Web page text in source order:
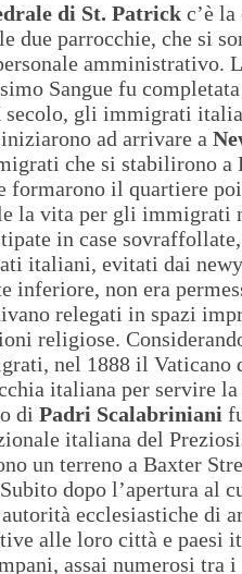
di St. Patrick c’è
due parrocchie, che si
amministrativo.
Sangue fu
gli immigrati
ad arrivare a
che si stabilirono a
formarono il quartiere
la vita per gli immigrati
in case
italiani, evitati dai
inferiore, non era
relegati in spazi
religiose.
nel 1888 il Vaticano
italiana per servire
di Padri Scalabriniani
italiana del
un terreno a Baxter
dopo l’apertura al
ecclesiastiche di
alle loro città e paesi
assai numerosi tra